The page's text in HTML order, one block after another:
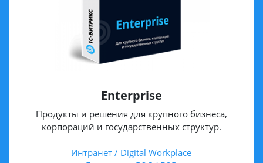
Enterprise
Продукты и решения для крупного бизнеса,
корпораций и государственных структур.
Интранет / Digital Workplace